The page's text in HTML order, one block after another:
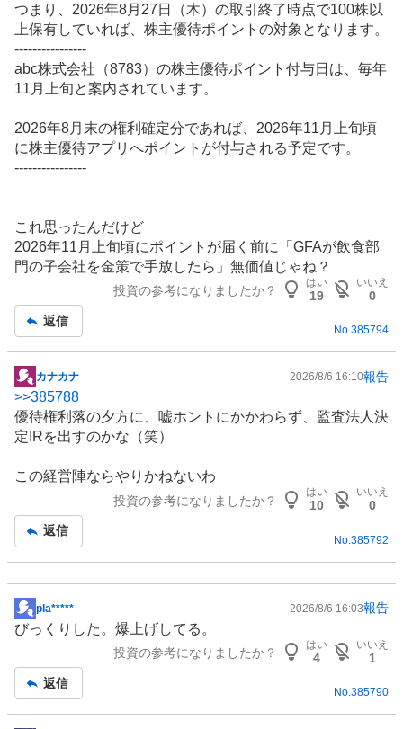
つまり、2026年8月27日（木）の取引終了時点で100株以
上保有していれば、株主優待ポイントの対象となります。
----------------
abc株式会社（8783）の株主優待ポイント付与日は、毎年
11月上旬と案内されています。
2026年8月末の権利確定分であれば、2026年11月上旬頃
に株主優待アプリへポイントが付与される予定です。
----------------
これ思ったんだけど
2026年11月上旬頃にポイントが届く前に「GFAが飲食部
門の子会社を金策で手放したら」無価値じゃね？
投資の参考になりましたか？
はい
19
いいえ
0
返信
No.385794
掲
示
板
記
カナカナ 2026/8/6 16:10報告
>>385788
優待権利落の夕方に、嘘ホントにかかわらず、監査法人決
定IRを出すのかな（笑）
この経営陣ならやりかねないわ
投資の参考になりましたか？
はい
10
いいえ
0
返信
No. 385792
掲
示
事
pla***** 2026/8/6 16:03報告
びっくりした。爆上げしてる。
投資の参考になりましたか？
はい
4
いいえ
1
返信
No.385790